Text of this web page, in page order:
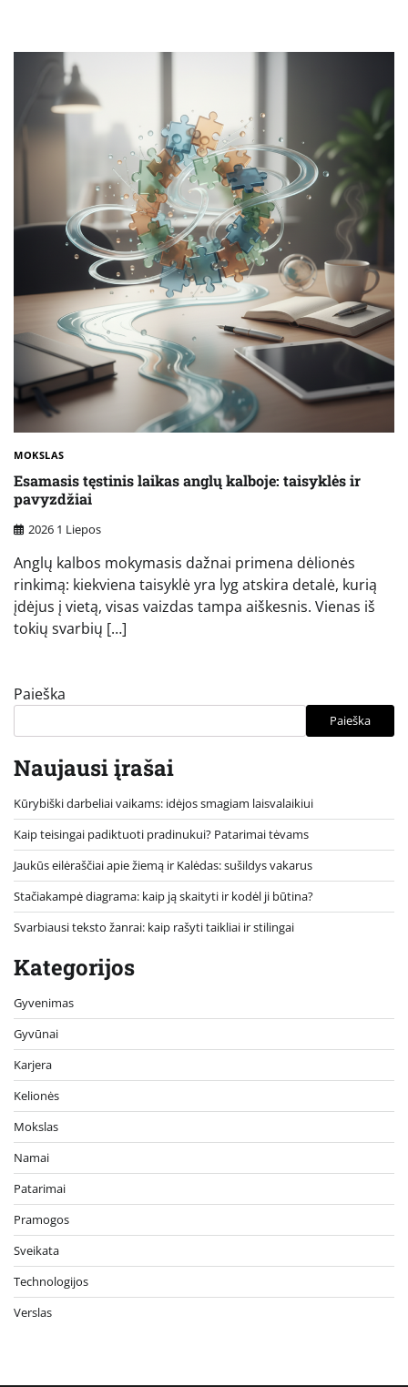
MOKSLAS
Esamasis tęstinis laikas anglų kalboje: taisyklės ir
pavyzdžiai
2026 1 Liepos
Anglų kalbos mokymasis dažnai primena dėlionės
rinkimą: kiekviena taisyklė yra lyg atskira detalė, kurią
įdėjus į vietą, visas vaizdas tampa aiškesnis. Vienas iš
tokių svarbių […]
Paieška
Paieška
Naujausi įrašai
Kūrybiški darbeliai vaikams: idėjos smagiam laisvalaikiui
Kaip teisingai padiktuoti pradinukui? Patarimai tėvams
Jaukūs eilėraščiai apie žiemą ir Kalėdas: sušildys vakarus
Stačiakampė diagrama: kaip ją skaityti ir kodėl ji būtina?
Svarbiausi teksto žanrai: kaip rašyti taikliai ir stilingai
Kategorijos
Gyvenimas
Gyvūnai
Karjera
Kelionės
Mokslas
Namai
Patarimai
Pramogos
Sveikata
Technologijos
Verslas